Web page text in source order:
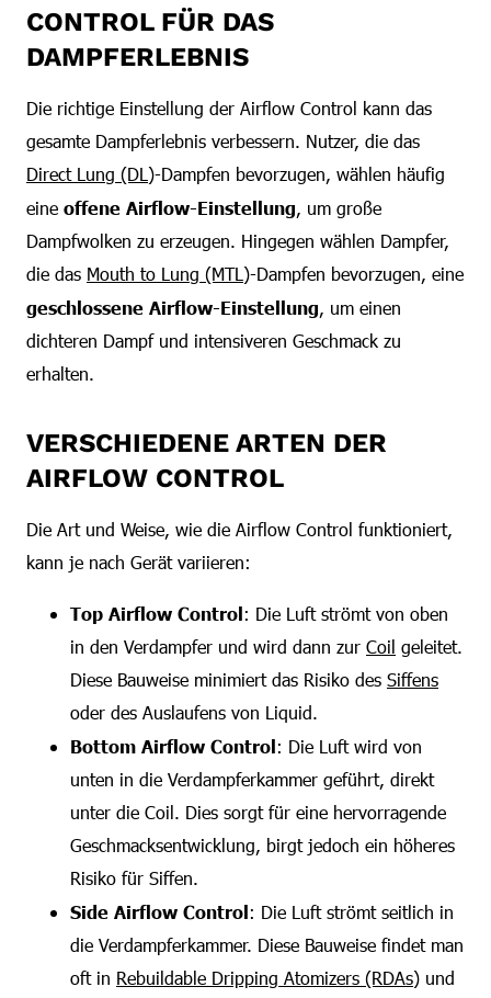
CONTROL FÜR DAS
DAMPFERLEBNIS
Die richtige Einstellung der Airflow Control kann das
gesamte Dampferlebnis verbessern. Nutzer, die das
Direct Lung (DL)-Dampfen bevorzugen, wählen häufig
eine offene Airflow-Einstellung, um große
Dampfwolken zu erzeugen. Hingegen wählen Dampfer,
die das Mouth to Lung (MTL)-Dampfen bevorzugen, eine
geschlossene Airflow-Einstellung, um einen
dichteren Dampf und intensiveren Geschmack zu
erhalten.
VERSCHIEDENE ARTEN DER
AIRFLOW CONTROL
Die Art und Weise, wie die Airflow Control funktioniert,
kann je nach Gerät variieren:
Top Airflow Control: Die Luft strömt von oben
in den Verdampfer und wird dann zur Coil geleitet.
Diese Bauweise minimiert das Risiko des Siffens
oder des Auslaufens von Liquid.
Bottom Airflow Control: Die Luft wird von
unten in die Verdampferkammer geführt, direkt
unter die Coil. Dies sorgt für eine hervorragende
Geschmacksentwicklung, birgt jedoch ein höheres
Risiko für Siffen.
Side Airflow Control: Die Luft strömt seitlich in
die Verdampferkammer. Diese Bauweise findet man
oft in Rebuildable Dripping Atomizers (RDAs) und